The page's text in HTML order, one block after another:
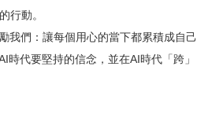
行動。
我們：讓每個用心的當下都累積成自己
時代要堅持的信念，並在AI時代「跨」